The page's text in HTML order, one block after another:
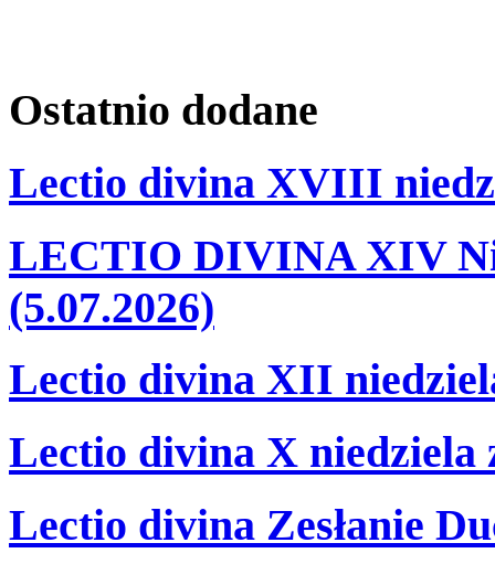
Ostatnio dodane
Lectio divina XVIII
LECTIO DIVINA XIV
(5.07.2026)
Lectio divina XII
Lectio divina X niedziela
Lectio divina Zesłanie